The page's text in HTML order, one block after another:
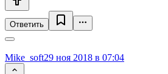
Ответить
Mike_soft29 ноя 2018 в 07:04